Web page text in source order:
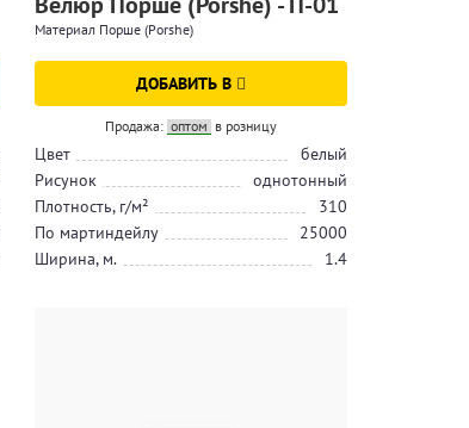
Материал Порше (Porshe)
ДОБАВИТЬ В
Продажа: оптом в розницу
Цвет
белый
Рисунок
однотонный
Плотность, г/м²
310
По мартиндейлу
25000
Ширина, м.
1.4